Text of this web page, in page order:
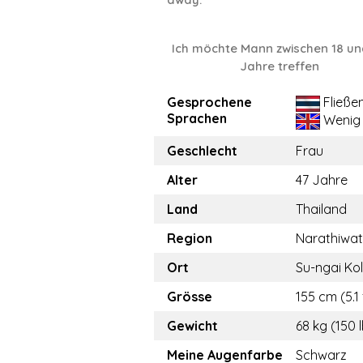
Ich möchte Mann zwischen 18
Jahre treffen
Gesprochene
Sprachen
Wenig
Geschlecht
Frau
Alter
47 Jahre
Land
Thailand
Region
Narathiwat
Ort
Su-ngai
Grösse
155 cm
Gewicht
68 kg (150
Meine Augenfarbe
Schwarz